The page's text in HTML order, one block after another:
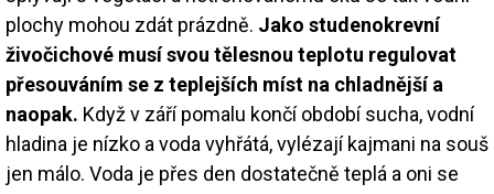
plochy mohou zdát prázdně. Jako studenokrevní
živočichové musí svou tělesnou teplotu regulovat
přesouváním se z teplejších míst na chladnější a
naopak. Když v září pomalu končí období sucha, vodní
hladina je nízko a voda vyhřátá, vylézají kajmani na souš
jen málo. Voda je přes den dostatečně teplá a oni se